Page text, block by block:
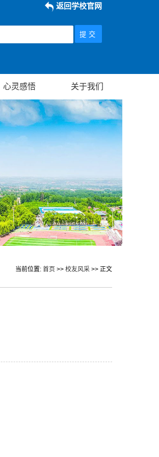
返回学校官网
心灵感悟 关于我们
当前位置: 首页 >> 校友风采 >> 正文